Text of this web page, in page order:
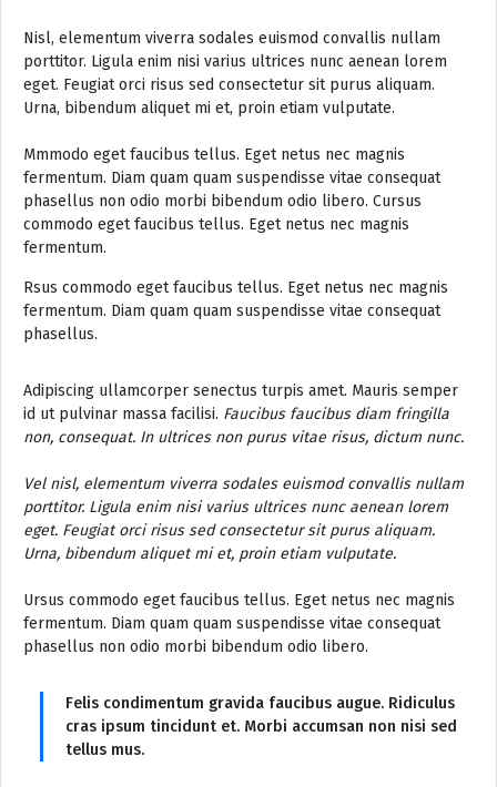
Nisl, elementum viverra sodales euismod convallis nullam
porttitor. Ligula enim nisi varius ultrices nunc aenean lorem
eget. Feugiat orci risus sed consectetur sit purus aliquam.
Urna, bibendum aliquet mi et, proin etiam vulputate.
Mmmodo eget faucibus tellus. Eget netus nec magnis
fermentum. Diam quam quam suspendisse vitae consequat
phasellus non odio morbi bibendum odio libero. Cursus
commodo eget faucibus tellus. Eget netus nec magnis
fermentum.
Rsus commodo eget faucibus tellus. Eget netus nec magnis
fermentum. Diam quam quam suspendisse vitae consequat
phasellus.
Adipiscing ullamcorper senectus turpis amet. Mauris semper
id ut pulvinar massa facilisi. Faucibus faucibus diam fringilla
non, consequat. In ultrices non purus vitae risus, dictum nunc.
Vel nisl, elementum viverra sodales euismod convallis nullam
porttitor. Ligula enim nisi varius ultrices nunc aenean lorem
eget. Feugiat orci risus sed consectetur sit purus aliquam.
Urna, bibendum aliquet mi et, proin etiam vulputate.
Ursus commodo eget faucibus tellus. Eget netus nec magnis
fermentum. Diam quam quam suspendisse vitae consequat
phasellus non odio morbi bibendum odio libero.
Felis condimentum gravida faucibus augue. Ridiculus
cras ipsum tincidunt et. Morbi accumsan non nisi sed
tellus mus.